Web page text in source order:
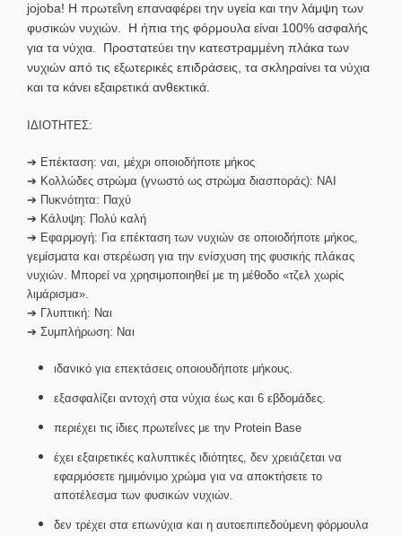
jojoba! Η πρωτεΐνη επαναφέρει την υγεία και την λάμψη των
φυσικών νυχιών. Η ήπια της φόρμουλα είναι 100% ασφαλής
για τα νύχια. Προστατεύει την κατεστραμμένη πλάκα των
νυχιών από τις εξωτερικές επιδράσεις, τα σκληραίνει τα νύχια
και τα κάνει εξαιρετικά ανθεκτικά.
ΙΔΙΟΤΗΤΕΣ:
➔ Επέκταση: ναι, μέχρι οποιοδήποτε μήκος
➔ Κολλώδες στρώμα (γνωστό ως στρώμα διασποράς): ΝΑΙ
➔ Πυκνότητα: Παχύ
➔ Κάλυψη: Πολύ καλή
➔ Εφαρμογή: Για επέκταση των νυχιών σε οποιοδήποτε μήκος,
γεμίσματα και στερέωση για την ενίσχυση της φυσικής πλάκας
νυχιών. Μπορεί να χρησιμοποιηθεί με τη μέθοδο «τζελ χωρίς
λιμάρισμα».
➔ Γλυπτική: Ναι
➔ Συμπλήρωση: Ναι
ιδανικό για επεκτάσεις οποιουδήποτε μήκους.
εξασφαλίζει αντοχή στα νύχια έως και 6 εβδομάδες.
περιέχει τις ίδιες πρωτεΐνες με την Protein Base
έχει εξαιρετικές καλυπτικές ιδιότητες, δεν χρειάζεται να
εφαρμόσετε ημιμόνιμο χρώμα για να αποκτήσετε το
αποτέλεσμα των φυσικών νυχιών.
δεν τρέχει στα επωνύχια και η αυτοεπιπεδούμενη φόρμουλα